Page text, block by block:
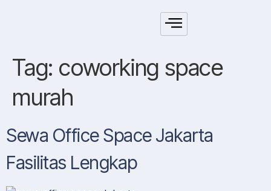
Tag: coworking space
murah
Sewa Office Space Jakarta
Fasilitas Lengkap